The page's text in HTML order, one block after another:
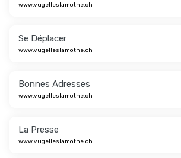
www.vugelleslamothe.ch
Se Déplacer
www.vugelleslamothe.ch
Bonnes Adresses
www.vugelleslamothe.ch
La Presse
www.vugelleslamothe.ch